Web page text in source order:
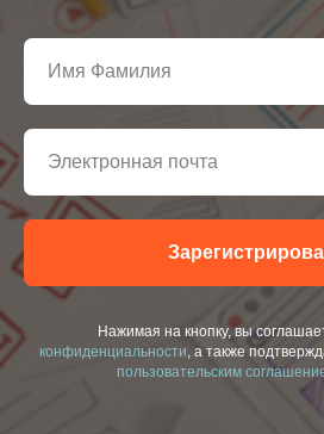
Имя Фамилия
Электронная почта
Нажимая на кнопку, вы
конфиденциальности , а также
пользовательским